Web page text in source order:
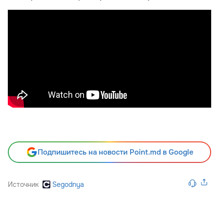
Подпишитесь на новости Point.md в Google
Источник Segodnya